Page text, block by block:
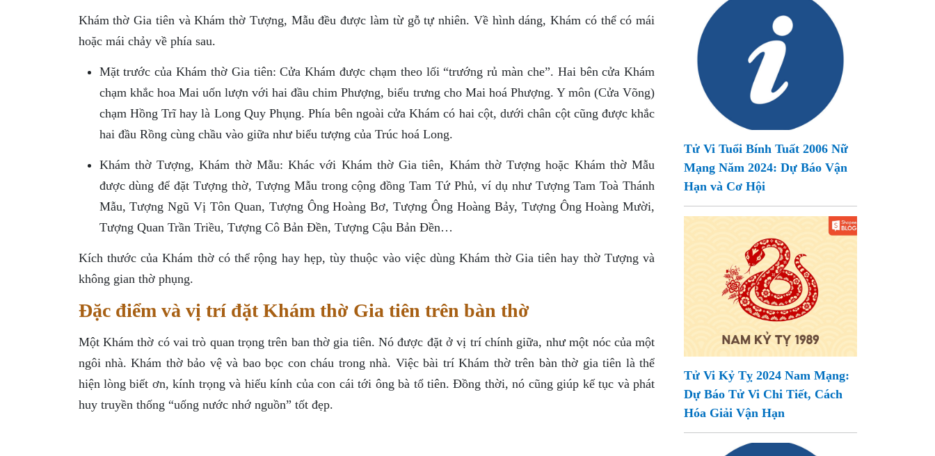
Khám thờ Gia tiên và Khám thờ Tượng, Mẫu đều được làm từ gỗ tự nhiên. Về hình dáng, Khám có thể có mái
hoặc mái chảy về phía sau.
Mặt trước của Khám thờ Gia tiên: Cửa Khám được chạm theo lối “trướng rủ màn che”. Hai bên cửa Khám
chạm khắc hoa Mai uốn lượn với hai đầu chim Phượng, biểu trưng cho Mai hoá Phượng. Y môn (Cửa Võng)
chạm Hồng Trĩ hay là Long Quy Phụng. Phía bên ngoài cửa Khám có hai cột, dưới chân cột cũng được khắc
hai đầu Rồng cùng chầu vào giữa như biểu tượng của Trúc hoá Long.
Khám thờ Tượng, Khám thờ Mẫu: Khác với Khám thờ Gia tiên, Khám thờ Tượng hoặc Khám thờ Mẫu
được dùng để đặt Tượng thờ, Tượng Mẫu trong cộng đồng Tam Tứ Phủ, ví dụ như Tượng Tam Toà Thánh
Mẫu, Tượng Ngũ Vị Tôn Quan, Tượng Ông Hoàng Bơ, Tượng Ông Hoàng Bảy, Tượng Ông Hoàng Mười,
Tượng Quan Trần Triều, Tượng Cô Bản Đền, Tượng Cậu Bản Đền…
Kích thước của Khám thờ có thể rộng hay hẹp, tùy thuộc vào việc dùng Khám thờ Gia tiên hay thờ Tượng và
không gian thờ phụng.
Đặc điểm và vị trí đặt Khám thờ Gia tiên trên bàn thờ
Một Khám thờ có vai trò quan trọng trên ban thờ gia tiên. Nó được đặt ở vị trí chính giữa, như một nóc của một
ngôi nhà. Khám thờ bảo vệ và bao bọc con cháu trong nhà. Việc bài trí Khám thờ trên bàn thờ gia tiên là thể
hiện lòng biết ơn, kính trọng và hiếu kính của con cái tới ông bà tổ tiên. Đồng thời, nó cũng giúp kế tục và phát
huy truyền thống “uống nước nhớ nguồn” tốt đẹp.
Tử Vi Tuổi Bính Tuất 2006 Nữ
Mạng Năm 2024: Dự Báo Vận
Hạn và Cơ Hội
Tử Vi Kỷ Tỵ 2024 Nam Mạng:
Dự Báo Tử Vi Chi Tiết, Cách
Hóa Giải Vận Hạn